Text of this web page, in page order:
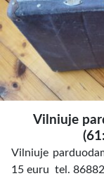
Vilniuje
Vilniuje
15 euru tel.